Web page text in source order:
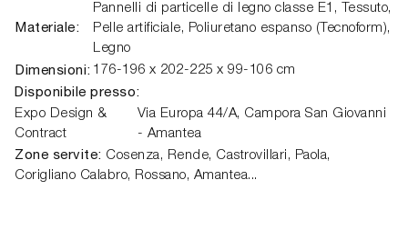
Materiale:
Pannelli di particelle di legno classe E1, Tessuto,
Pelle artificiale, Poliuretano espanso (Tecnoform),
Legno
Dimensioni: 176-196 x 202-225 x 99-106 cm
Disponibile presso:
Expo Design &
Contract
Via Europa 44/A, Campora San Giovanni
- Amantea
Zone servite: Cosenza, Rende, Castrovillari, Paola,
Corigliano Calabro, Rossano, Amantea...